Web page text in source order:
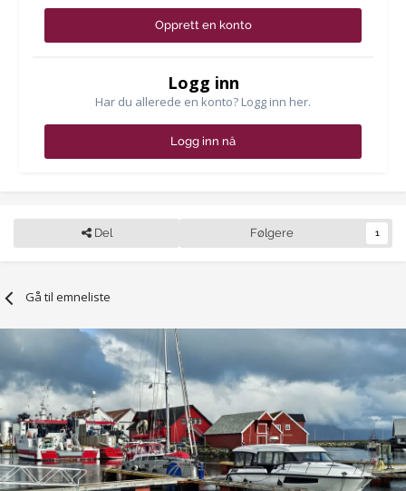
Opprett en konto
Logg inn
Har du allerede en konto? Logg inn her.
Logg inn nå
Del Følgere 1
Gå til emneliste